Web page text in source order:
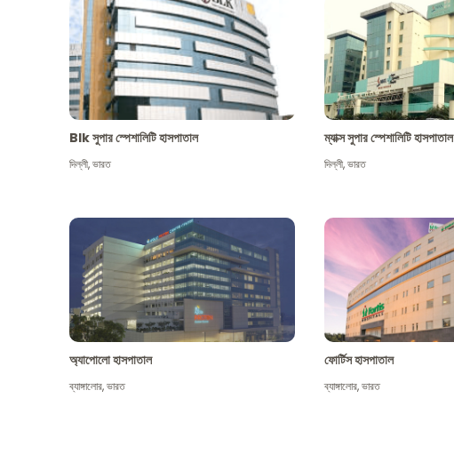
Blk সুপার স্পেশালিটি হাসপাতাল
দিল্লী,ভারত
ম্যাক্স সুপার স্পেশালিটি হাসপাতাল
দিল্লী,ভারত
অ্যাপোলো হাসপাতাল
ব্যাঙ্গালোর,ভারত
ফোর্টিস হাসপাতাল
ব্যাঙ্গালোর,ভারত